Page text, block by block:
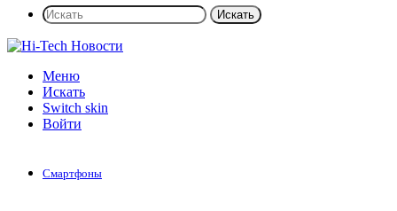
Искать
Меню
Искать
Switch skin
Войти
Смартфоны